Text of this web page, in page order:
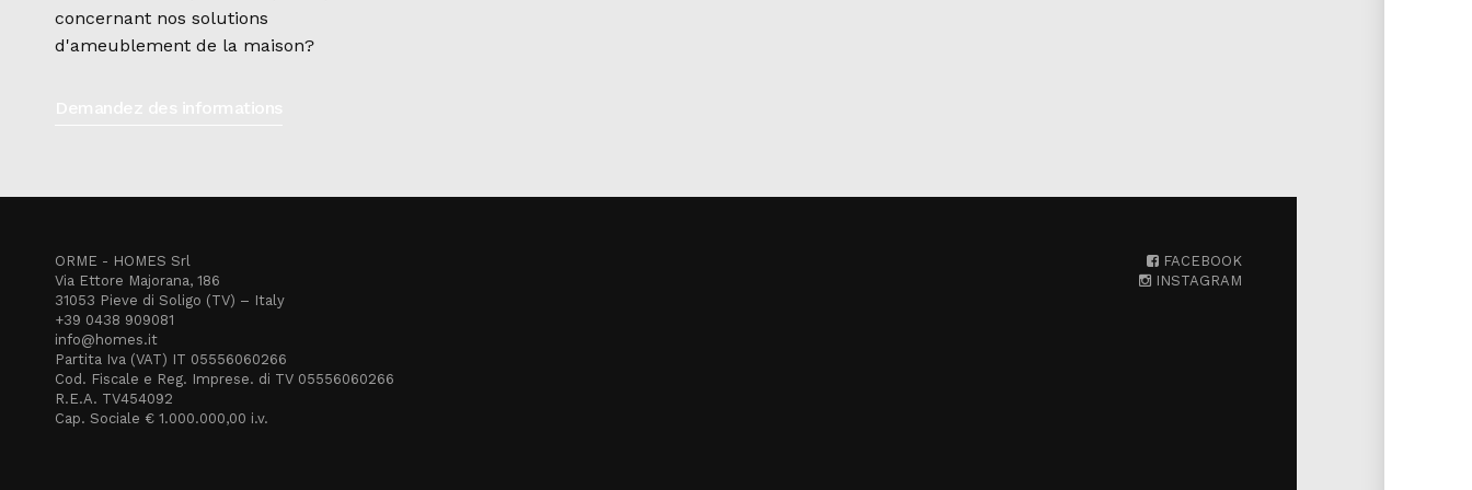
concernant nos solutions
d'ameublement de la maison?
ORME - HOMES Srl
Via Ettore Majorana, 186
31053 Pieve di Soligo (TV) – Italy
+39 0438 909081
info@homes.it
Partita Iva (VAT) IT 05556060266
Cod. Fiscale e Reg. Imprese. di TV 05556060266
R.E.A. TV454092
Cap. Sociale € 1.000.000,00 i.v.
FACEBOOK
INSTAGRAM